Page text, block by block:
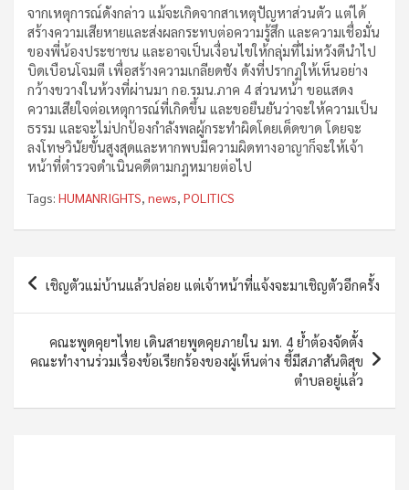
จากเหตุการณ์ดังกล่าว แม้จะเกิดจากสาเหตุปัญหาส่วนตัว แต่ได้
สร้างความเสียหายและส่งผลกระทบต่อความรู้สึก และความเชื่อมั่น
ของพี่น้องประชาชน และอาจเป็นเงื่อนไขให้กลุ่มที่ไม่หวังดีนำไป
บิดเบือนโจมตี เพื่อสร้างความเกลียดชัง ดังที่ปรากฏให้เห็นอย่าง
กว้างขวางในห้วงที่ผ่านมา กอ.รมน.ภาค 4 ส่วนหน้า ขอแสดง
ความเสียใจต่อเหตุการณ์ที่เกิดขึ้น และขอยืนยันว่าจะให้ความเป็น
ธรรม และจะไม่ปกป้องกำลังพลผู้กระทำผิดโดยเด็ดขาด โดยจะ
ลงโทษวินัยขั้นสูงสุดและหากพบมีความผิดทางอาญาก็จะให้เจ้า
หน้าที่ตำรวจดำเนินคดีตามกฎหมายต่อไป
Tags: HUMANRIGHTS, news, POLITICS
Post
navigation
เชิญตัวแม่บ้านแล้วปล่อย แต่เจ้าหน้าที่แจ้งจะมาเชิญตัวอีกครั้ง
คณะพูดคุยฯไทย เดินสายพูดคุยภายใน มท. 4 ย้ำต้องจัดตั้ง
คณะทำงานร่วมเรื่องข้อเรียกร้องของผู้เห็นต่าง ชี้มีสภาสันติสุข
ตําบลอยู่แล้ว